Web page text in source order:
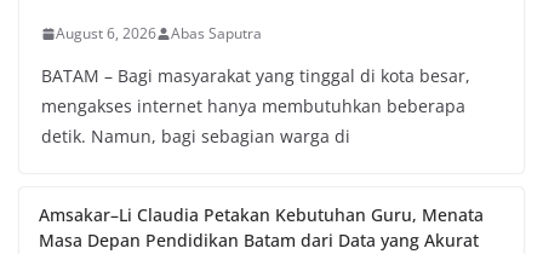
August 6, 2026 Abas Saputra
BATAM – Bagi masyarakat yang tinggal di kota besar,
mengakses internet hanya membutuhkan beberapa
detik. Namun, bagi sebagian warga di
Amsakar–Li Claudia Petakan Kebutuhan Guru, Menata
Masa Depan Pendidikan Batam dari Data yang Akurat